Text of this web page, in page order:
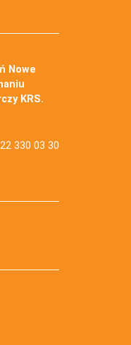
Nowe
KRS.
330 03 30